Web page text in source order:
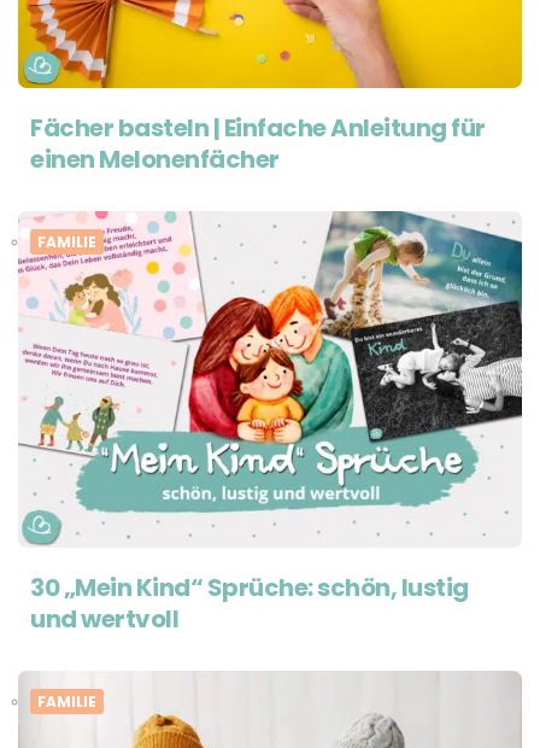
Fächer basteln | Einfache Anleitung für
einen Melonenfächer
FAMILIE
30 „Mein Kind“ Sprüche: schön, lustig
und wertvoll
FAMILIE